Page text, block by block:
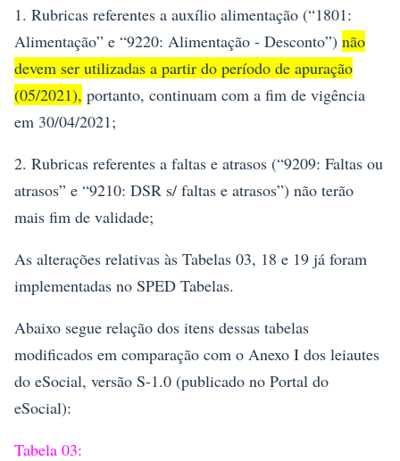
1. Rubricas referentes a auxílio alimentação (“1801:
Alimentação” e “9220: Alimentação - Desconto”) não
devem ser utilizadas a partir do período de apuração
(05/2021), portanto, continuam com a fim de vigência
em 30/04/2021;
2. Rubricas referentes a faltas e atrasos (“9209: Faltas ou
atrasos” e “9210: DSR s/ faltas e atrasos”) não terão
mais fim de validade;
As alterações relativas às Tabelas 03, 18 e 19 já foram
implementadas no SPED Tabelas.
Abaixo segue relação dos itens dessas tabelas
modificados em comparação com o Anexo I dos leiautes
do eSocial, versão S-1.0 (publicado no Portal do
eSocial):
Tabela 03: